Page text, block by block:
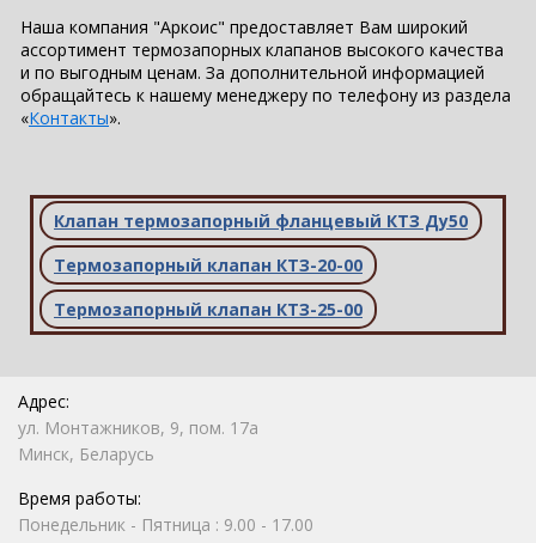
Клапан термозапорный фланцевый КТЗ Ду50
Термозапорный клапан КТЗ-20-00
Термозапорный клапан КТЗ-25-00
Наша компания "Аркоис" предоставляет Вам широкий
ассортимент термозапорных клапанов высокого качества
и по выгодным ценам. За дополнительной информацией
обращайтесь к нашему менеджеру по телефону из раздела
«Контакты».
Адрес:
ул. Монтажников, 9, пом. 17а
Минск, Беларусь
Время работы:
Понедельник - Пятница : 9.00 - 17.00